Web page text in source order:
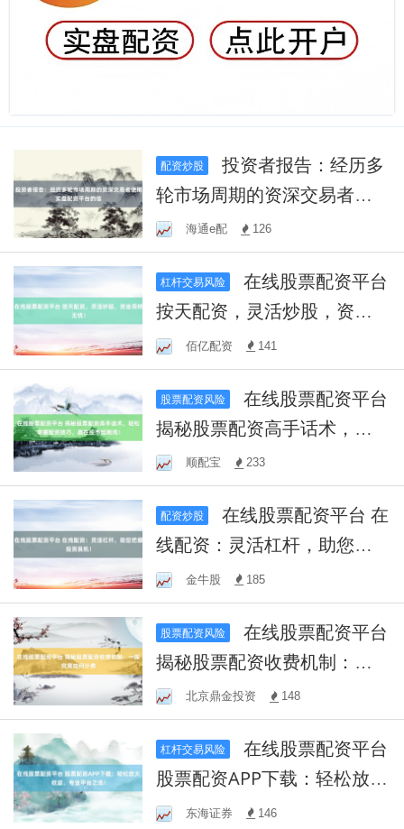
配资炒股
投资者报告：经历多
轮市场周期的资深交易者使
用实盘配资平台的信
海通e配 126
杠杆交易风险
在线股票配资平台
按天配资，灵活炒股，资金
周转无忧！
佰亿配资 141
股票配资风险
在线股票配资平台
揭秘股票配资高手话术，轻
松掌握配资技巧，赢在股市
起跑线！
顺配宝 233
配资炒股
在线股票配资平台 在
线配资：灵活杠杆，助您把
握投资良机！
金牛股 185
股票配资风险
在线股票配资平台
揭秘股票配资收费机制：一
探究竟如何计费
北京鼎金投资 148
杠杆交易风险
在线股票配资平台
股票配资APP下载：轻松放大
收益，专业平台之选！
东海证券 146